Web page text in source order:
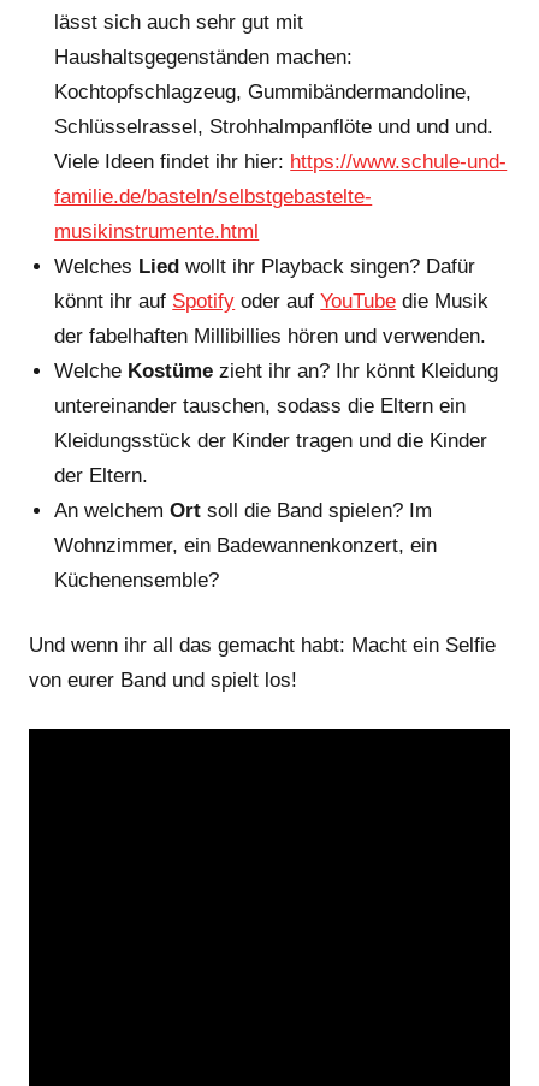
lässt sich auch sehr gut mit
Haushaltsgegenständen machen:
Kochtopfschlagzeug, Gummibändermandoline,
Schlüsselrassel, Strohhalmpanflöte und und und.
Viele Ideen findet ihr hier: https://www.schule-und-
familie.de/basteln/selbstgebastelte-
musikinstrumente.html
Welches Lied wollt ihr Playback singen? Dafür
könnt ihr auf Spotify oder aufYouTube die Musik
der fabelhaften Millibillies hören und verwenden.
Welche Kostüme zieht ihr an? Ihr könnt Kleidung
untereinander tauschen, sodass die Eltern ein
Kleidungsstück der Kinder tragen und die Kinder
der Eltern.
An welchemOrt soll die Band spielen? Im
Wohnzimmer, ein Badewannenkonzert, ein
Küchenensemble?
Und wenn ihr all das gemacht habt: Macht ein Selfie
von eurer Band und spielt los!